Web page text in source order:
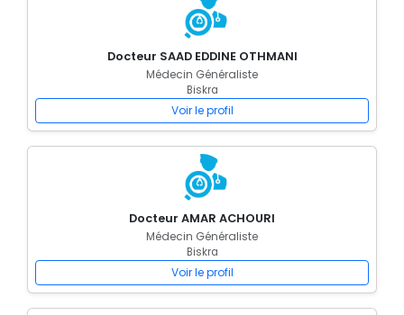
Docteur SAAD EDDINE OTHMANI
Médecin Généraliste
Biskra
Voir le profil
Docteur AMAR ACHOURI
Médecin Généraliste
Biskra
Voir le profil